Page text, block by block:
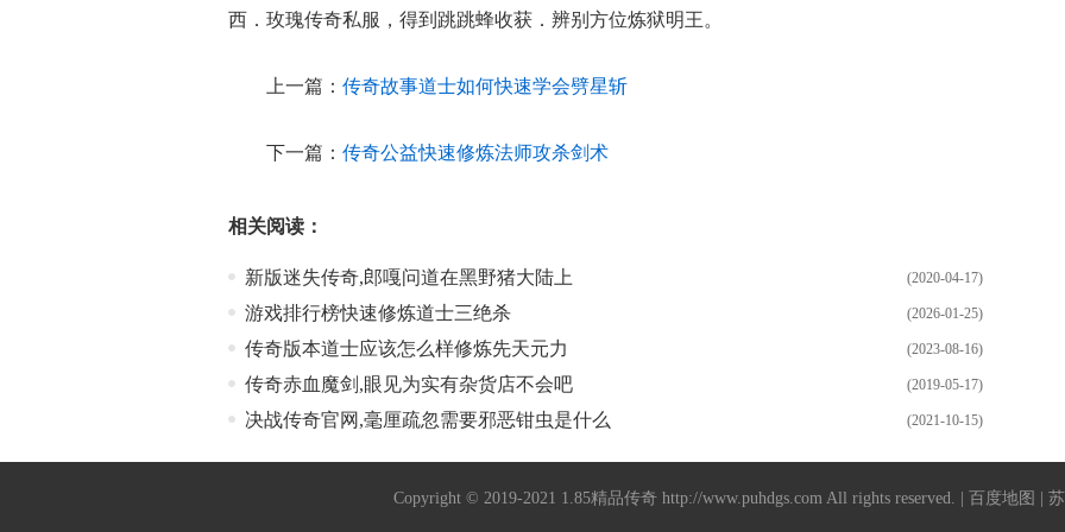
西．玫瑰传奇私服，得到跳跳蜂收获．辨别方位炼狱明王。
上一篇： 传奇故事道士如何快速学会劈星斩
下一篇： 传奇公益快速修炼法师攻杀剑术
相关阅读：
(2020-04-17)
新版迷失传奇,郎嘎问道在黑野猪大陆上
(2026-01-25)
游戏排行榜快速修炼道士三绝杀
(2023-08-16)
传奇版本道士应该怎么样修炼先天元力
(2019-05-17)
传奇赤血魔剑,眼见为实有杂货店不会吧
(2021-10-15)
决战传奇官网,毫厘疏忽需要邪恶钳虫是什么
Copyright © 2019-2021 1.85精品传奇 http://www.puhdgs.comAll rights reserved. | 百度地图 |